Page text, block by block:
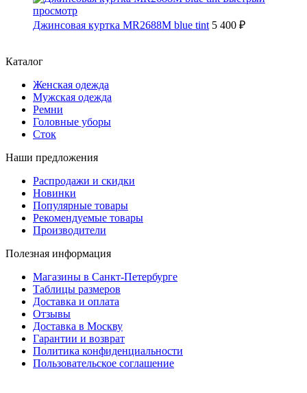
просмотр
Джинсовая куртка MR2688M blue tint 5 400 ₽
Каталог
Женская одежда
Мужская одежда
Ремни
Головные уборы
Сток
Наши предложения
Распродажи и скидки
Новинки
Популярные товары
Рекомендуемые товары
Производители
Полезная информация
Магазины в Санкт-Петербурге
Таблицы размеров
Доставка и оплата
Отзывы
Доставка в Москву
Гарантии и возврат
Политика конфиденциальности
Пользовательское соглашение